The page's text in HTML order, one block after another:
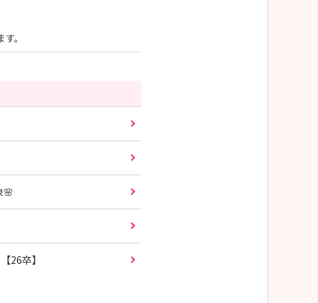
。
🌸
26卒】